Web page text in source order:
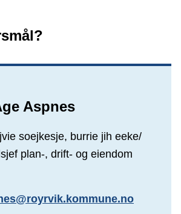
Aspnes
soejkesje, burrie jih eeke/
plan-, drift- og eiendom